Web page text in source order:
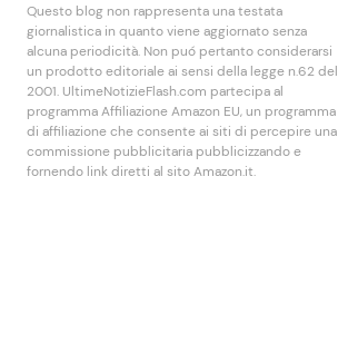
Questo blog non rappresenta una testata
giornalistica in quanto viene aggiornato senza
alcuna periodicità. Non puó pertanto considerarsi
un prodotto editoriale ai sensi della legge n.62 del
2001. UltimeNotizieFlash.com partecipa al
programma Affiliazione Amazon EU, un programma
di affiliazione che consente ai siti di percepire una
commissione pubblicitaria pubblicizzando e
fornendo link diretti al sito Amazon.it.